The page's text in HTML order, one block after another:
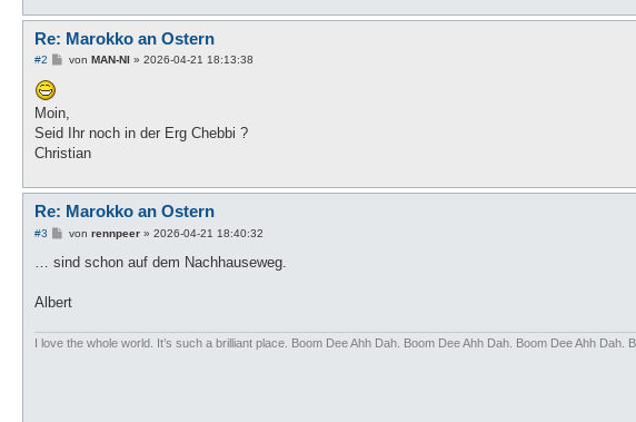
Re: Marokko an Ostern
#2
B
r
a
g
von MAN-NI » 2026-04-21 18:13:38
Moin,
Seid Ihr noch in der Erg Chebbi ?
Christian
Re: Marokko an Ostern
#3
B
i
a
von rennpeer» 2026-04-21 18:40:32
… sind schon auf dem Nachhauseweg.
Albert
I love the whole world. It’s such a brilliant place. Boom Dee Ahh Dah. Boom Dee Ahh Dah. Boom Dee Ahh